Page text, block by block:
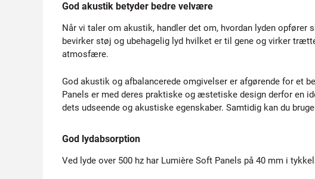
God akustik betyder bedre velvære
Når vi taler om akustik, handler det om, hvordan lyden
bevirker støj og ubehagelig lyd hvilket er til gene og virker
atmosfære.
God akustik og afbalancerede omgivelser er afgørende for et
Panels er med deres praktiske og æstetiske design derfor en
dets udseende og akustiske egenskaber. Samtidig kan du
God lydabsorption
Ved lyde over 500 hz har Lumière Soft Panels på 40 mm i